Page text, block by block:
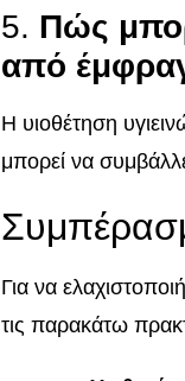
5. Πώς
από
Η υιοθέτηση
μπορεί να
Για να
τις παρακάτω